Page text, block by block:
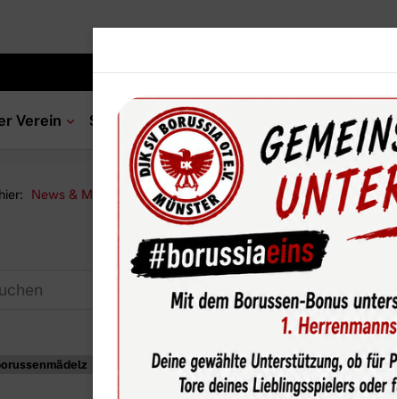
Verein Sportangebot News & Media
News & Media Newsroom Verspätete Meisterehrung
U17-Mädchen